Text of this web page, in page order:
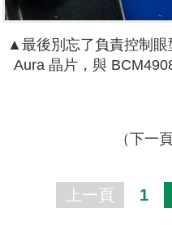
▲最後別忘了負責控制眼
Aura 晶片，與
（下一
上一頁 1